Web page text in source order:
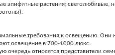
эпифитные растения; светолюбивые,
требования к освещению. Они
освещение в 700-1000 люкс.
очередь относятся представители